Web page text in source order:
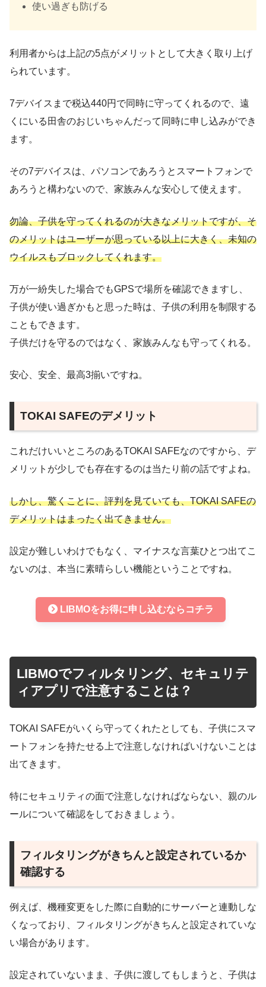
使い過ぎも防げる
利用者からは上記の5点がメリットとして大きく取り上げ
られています。
7デバイスまで税込440円で同時に守ってくれるので、遠
くにいる田舎のおじいちゃんだって同時に申し込みができ
ます。
その7デバイスは、パソコンであろうとスマートフォンで
あろうと構わないので、家族みんな安心して使えます。
勿論、子供を守ってくれるのが大きなメリットですが、そ
のメリットはユーザーが思っている以上に大きく、未知の
ウイルスもブロックしてくれます。
万が一紛失した場合でもGPSで場所を確認できますし、
子供が使い過ぎかもと思った時は、子供の利用を制限する
こともできます。
子供だけを守るのではなく、家族みんなも守ってくれる。
安心、安全、最高3揃いですね。
TOKAI SAFEのデメリット
これだけいいところのあるTOKAI SAFEなのですから、デ
メリットが少しでも存在するのは当たり前の話ですよね。
しかし、驚くことに、評判を見ていても、TOKAI SAFEの
デメリットはまったく出てきません。
設定が難しいわけでもなく、マイナスな言葉ひとつ出てこ
ないのは、本当に素晴らしい機能ということですね。
LIBMOをお得に申し込むならコチラ
LIBMOでフィルタリング、セキュリテ
ィアプリで注意することは？
TOKAI SAFEがいくら守ってくれたとしても、子供にスマ
ートフォンを持たせる上で注意しなければいけないことは
出てきます。
特にセキュリティの面で注意しなければならない、親のル
ールについて確認をしておきましょう。
フィルタリングがきちんと設定されているか
確認する
例えば、機種変更をした際に自動的にサーバーと連動しな
くなっており、フィルタリングがきちんと設定されていな
い場合があります。
設定されていないまま、子供に渡してもしまうと、子供は